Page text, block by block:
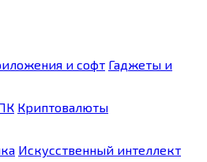
и софт Гаджеты и
Криптовалюты
Искусственный интеллект